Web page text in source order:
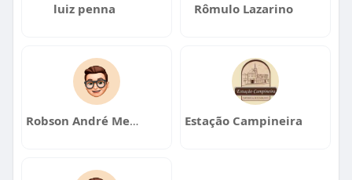
luiz penna Rômulo Lazarino
Robson André Mendes Pacheco l Estação Campineira